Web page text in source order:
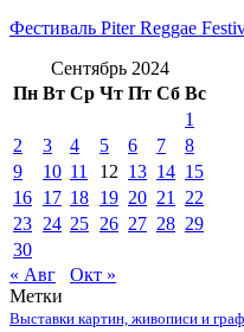
Фестиваль Piter Reggae
Сентябрь 2024
Пн Вт Ср Чт Пт Сб Вс
1
2
3 4 5 6 7
8
9
10 11 12 13 14 15
16 17 18 19 20 21
22
23 24 25 26 27 28 29
30
« Авг
Окт »
Метки
Выставки картин, живописи и